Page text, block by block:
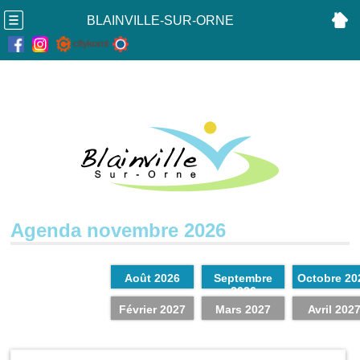
BLAINVILLE-SUR-ORNE
Agenda novembre 2026
Août 2026
Septembre
2026
Octobre
Février 2027 Mars 2027 Avril 2027